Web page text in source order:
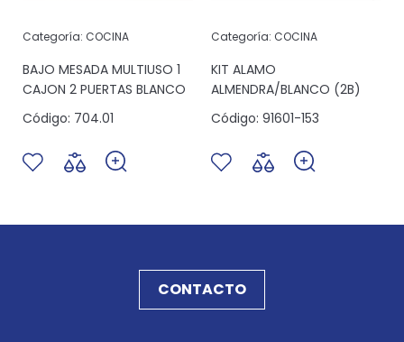
Categoría: COCINA
BAJO MESADA MULTIUSO 1
CAJON 2 PUERTAS BLANCO
Código: 704.01
Categoría: COCINA
KIT ALAMO
ALMENDRA/BLANCO (2B)
Código: 91601-153
CONTACTO